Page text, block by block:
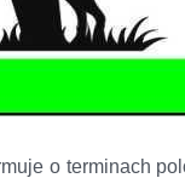
o terminach